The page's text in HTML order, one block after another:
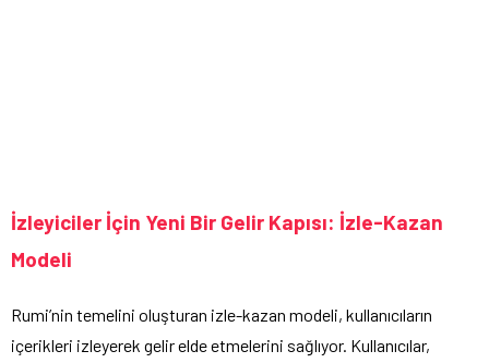
İzleyiciler İçin Yeni Bir Gelir Kapısı: İzle-Kazan
Modeli
Rumi’nin temelini oluşturan izle-kazan modeli, kullanıcıların
içerikleri izleyerek gelir elde etmelerini sağlıyor. Kullanıcılar,